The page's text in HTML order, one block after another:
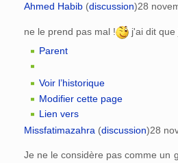
Ahmed Habib (discussion)28
ne le prend pas mal !
j'ai dit
Parent
Voir l’historique
Modifier cette page
Lien vers
Missfatimazahra (discussion)28
Je ne le considère pas comme un